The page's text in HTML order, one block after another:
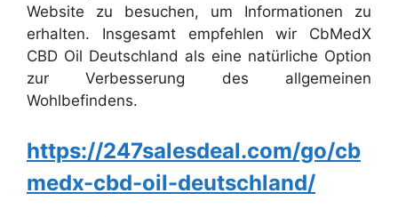
Website zu besuchen, um Informationen zu
erhalten. Insgesamt empfehlen wir CbMedX
CBD Oil Deutschland als eine natürliche Option
zur Verbesserung des allgemeinen
Wohlbefindens.
https://247salesdeal.com/go/cb
medx-cbd-oil-deutschland/